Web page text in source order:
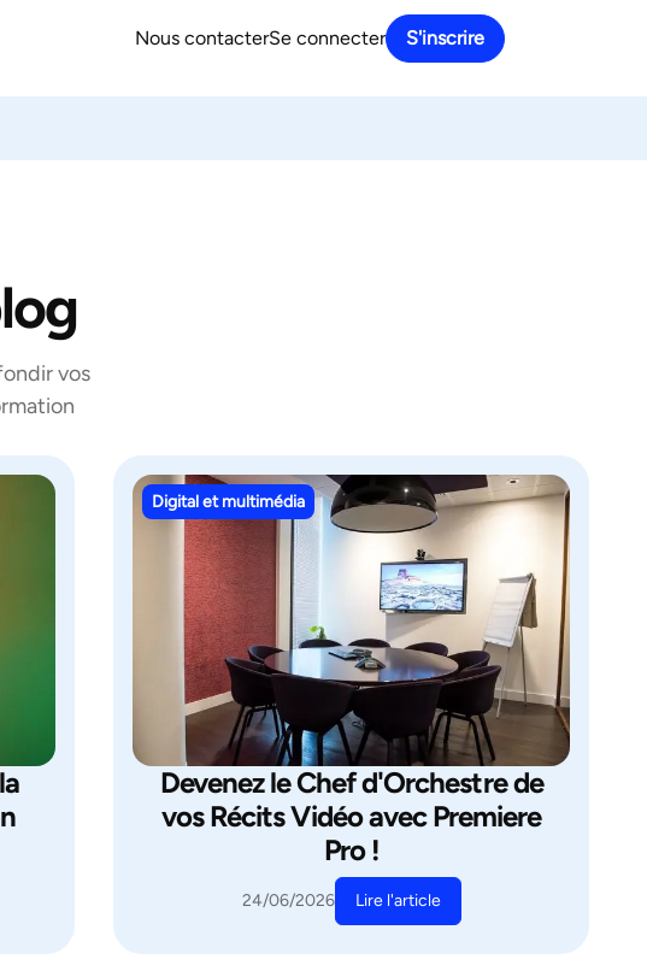
Nous contacterSe connecter S'inscrire
vos
Digital et multimédia
Devenez le Chef d'Orchestre de
vos Récits Vidéo avec Premiere
Pro !
24/06/2026 Lire l'article